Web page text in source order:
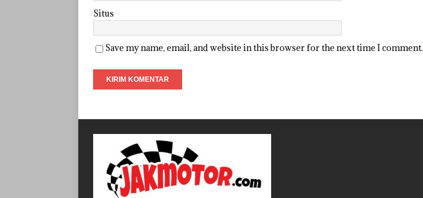
Situs
Save my name, email, and website in this browser for the next time I comment.